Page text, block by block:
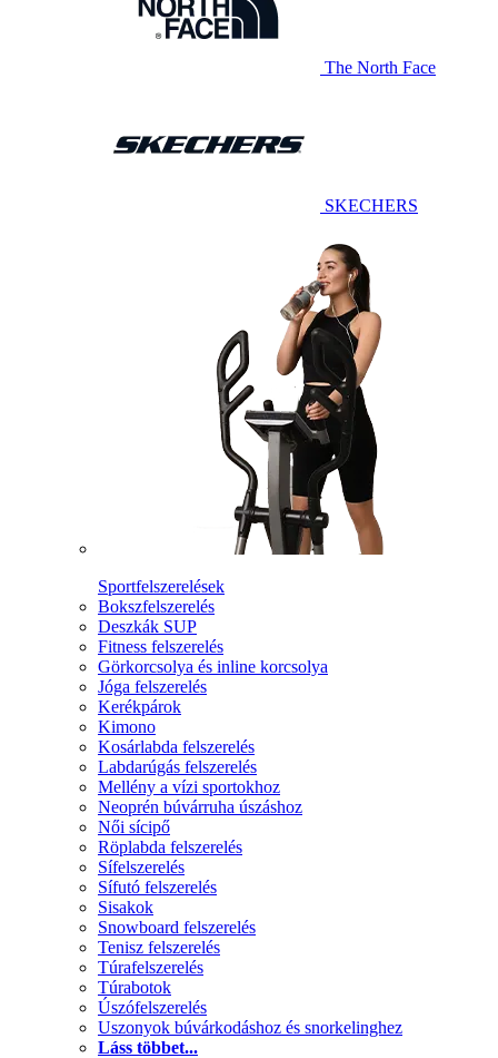
The North Face
SKECHERS
Sportfelszerelések
Bokszfelszerelés
Deszkák SUP
Fitness felszerelés
Görkorcsolya és inline korcsolya
Jóga felszerelés
Kerékpárok
Kimono
Kosárlabda felszerelés
Labdarúgás felszerelés
Mellény a vízi sportokhoz
Neoprén búvárruha úszáshoz
Női sícipő
Röplabda felszerelés
Sífelszerelés
Sífutó felszerelés
Sisakok
Snowboard felszerelés
Tenisz felszerelés
Túrafelszerelés
Túrabotok
Úszófelszerelés
Uszonyok búvárkodáshoz és snorkelinghez
Láss többet...